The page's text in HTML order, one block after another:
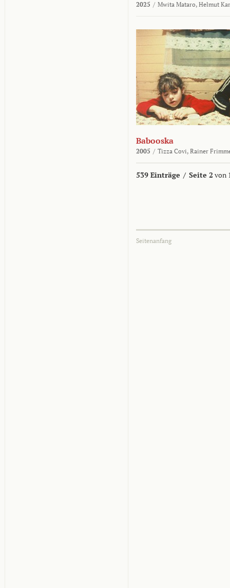
2025 / Mwita Mataro, Helmut
Babooska
2005 / Tizza Covi, Rainer
539 Einträge / Seite 2 von
Seitenanfang